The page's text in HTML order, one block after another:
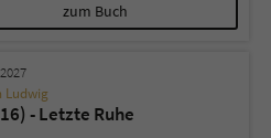
zum Buch
Ludwig
- Letzte Ruhe